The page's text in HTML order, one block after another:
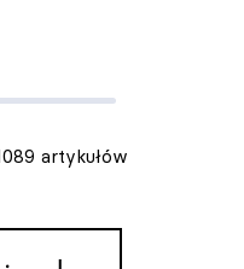
artykułów
się
jako